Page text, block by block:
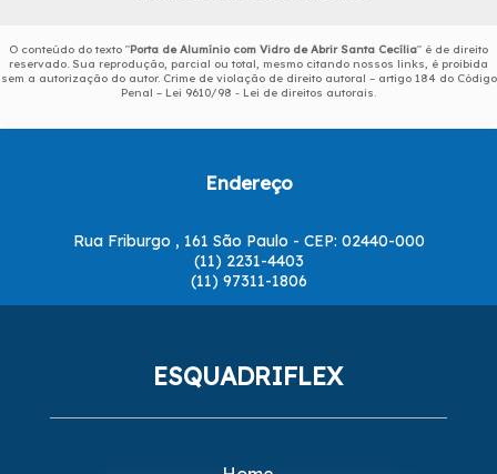
O conteúdo do texto "Porta de Alumínio com Vidro de Abrir Santa Cecília" é de direito
reservado. Sua reprodução, parcial ou total, mesmo citando nossos links, é proibida
sem a autorização do autor. Crime de violação de direito autoral – artigo 184 do Código
Penal – Lei 9610/98 - Lei de direitos autorais
Endereço
Rua Friburgo , 161 São Paulo - CEP: 02440-000
(11) 2231-4403
(11) 97311-1806
ESQUADRIFLEX